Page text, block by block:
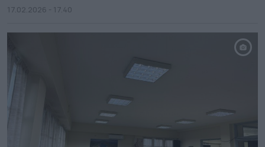
17.02.2026 - 17.40